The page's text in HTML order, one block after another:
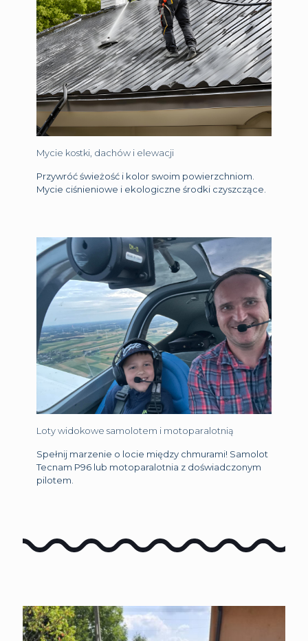
Mycie kostki, dachów i elewacji
Przywróć świeżość i kolor swoim powierzchniom.
Mycie ciśnieniowe i ekologiczne środki czyszczące.
Loty widokowe samolotem i motoparalotnią
Spełnij marzenie o locie między chmurami! Samolot
Tecnam P96 lub motoparalotnia z doświadczonym
pilotem.